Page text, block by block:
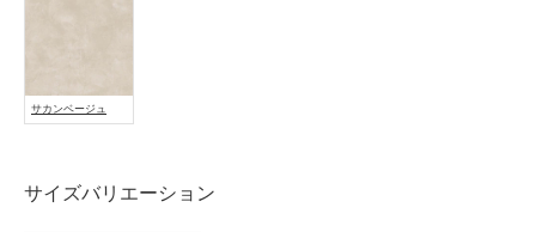
サカンベージュ
サイズバリエーション
い
な